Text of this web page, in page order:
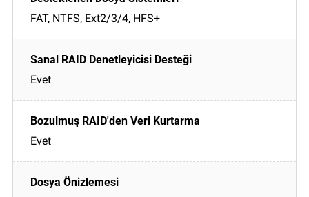
FAT, NTFS, Ext2/3/4, HFS+
Evet
Evet